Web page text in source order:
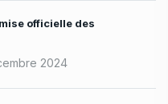
officielle des
2024